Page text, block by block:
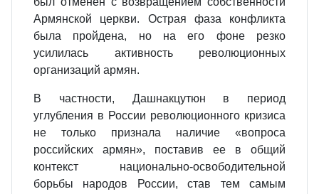
Армянской церкви. Острая фаза конфликта
была пройдена, но на его фоне резко
усилилась активность революционных
организаций армян.
В частности, Дашнакцутюн в период
углубления в России революционного кризиса
не только признала наличие «вопроса
российских армян», поставив ее в общий
контекст национально-освободительной
борьбы народов России, став тем самым